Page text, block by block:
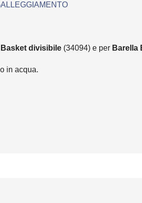
Basket divisibile (34094) e per Barella
in acqua.